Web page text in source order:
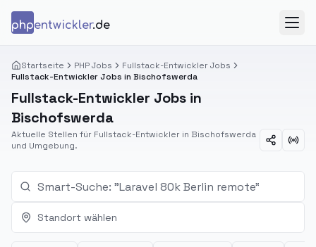
phpentwickler.de
Startseite PHP Jobs
Fullstack-Entwickler Jobs
Fullstack-Entwickler Jobs in Bischofswerda
Fullstack-Entwickler Jobs in
Bischofswerda
Aktuelle Stellen für Fullstack-Entwickler in Bischofswerda
und Umgebung.
Standort wählen